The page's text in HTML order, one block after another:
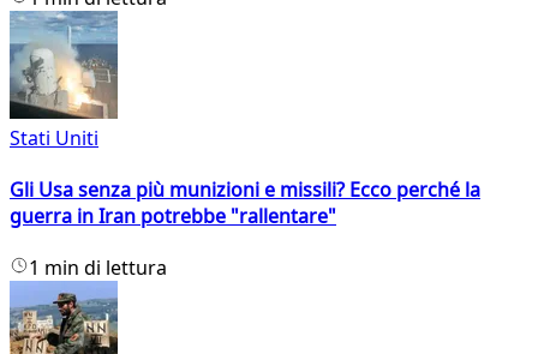
Stati Uniti
Gli Usa senza più munizioni e missili? Ecco perché la
guerra in Iran potrebbe "rallentare"
1 min di lettura